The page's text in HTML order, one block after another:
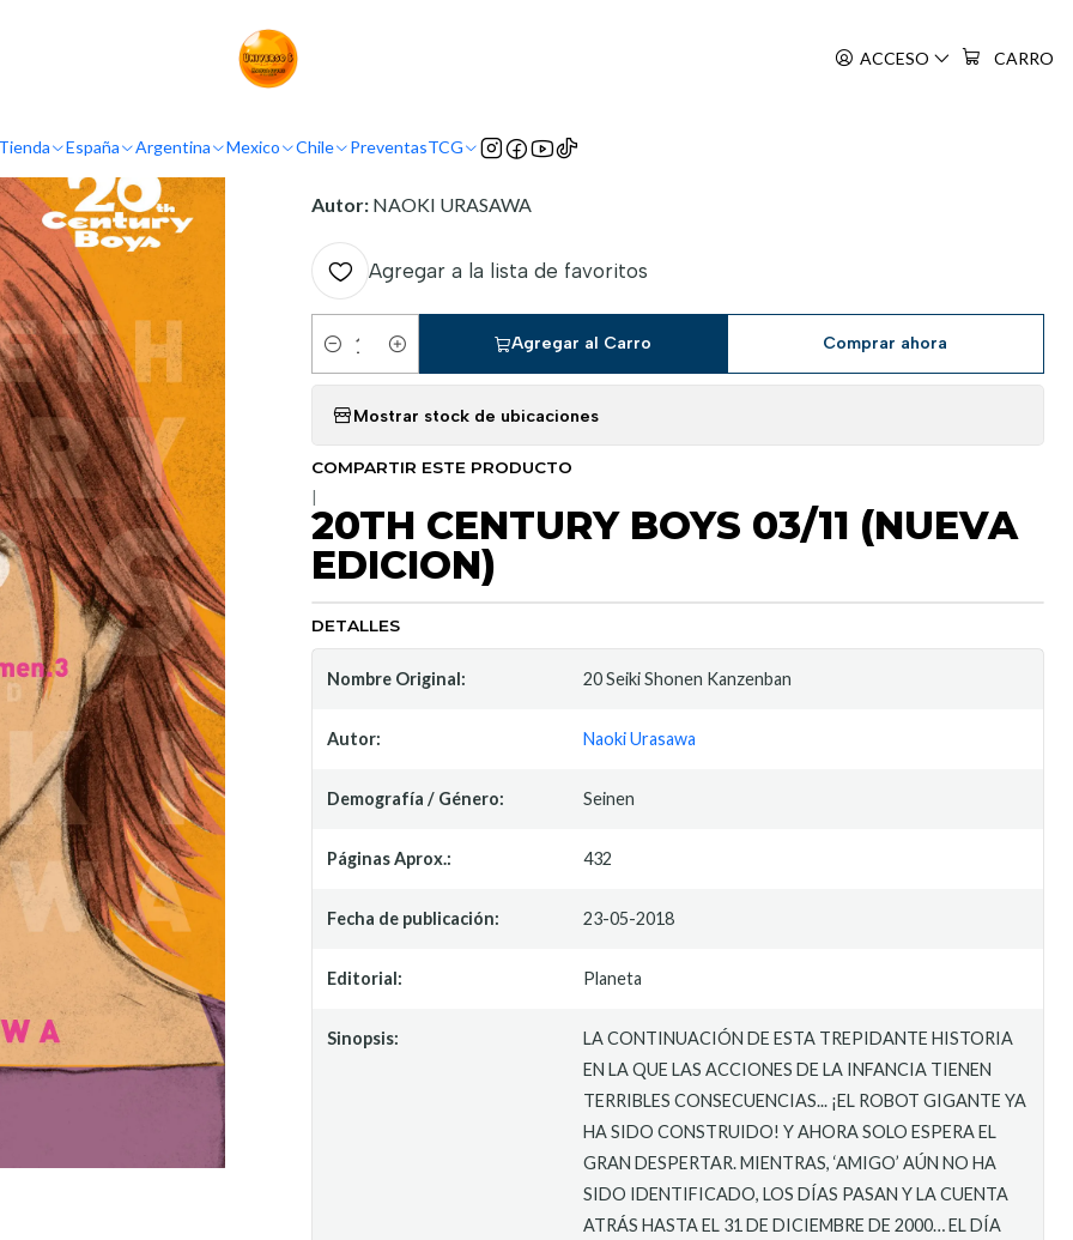
ACCESO CARRO
Tienda España Argentina Mexico Chile PreventasTCG
Nombre original:20 Seiki Shonen Kanzenban
Autor: NAOKI URASAWA
Agregar a la lista de favoritos
Cantidad
Agregar al Carro Comprar ahora
Mostrar stock de ubicaciones
COMPARTIR ESTE PRODUCTO
20TH CENTURY BOYS 03/11 (NUEVA
EDICION)
DETALLES
Nombre Original: 20 Seiki Shonen Kanzenban
Autor: Naoki Urasawa
Demografía / Género: Seinen
Páginas Aprox.: 432
Fecha de publicación: 23-05-2018
Editorial: Planeta
Sinopsis:
LA CONTINUACIÓN DE ESTA TREPIDANTE HISTORIA
EN LA QUE LAS ACCIONES DE LA INFANCIA TIENEN
TERRIBLES CONSECUENCIAS... ¡EL ROBOT GIGANTE YA
HA SIDO CONSTRUIDO! Y AHORA SOLO ESPERA EL
GRAN DESPERTAR. MIENTRAS, ‘AMIGO’ AÚN NO HA
SIDO IDENTIFICADO, LOS DÍAS PASAN Y LA CUENTA
ATRÁS HASTA EL 31 DE DICIEMBRE DE 2000… EL DÍA